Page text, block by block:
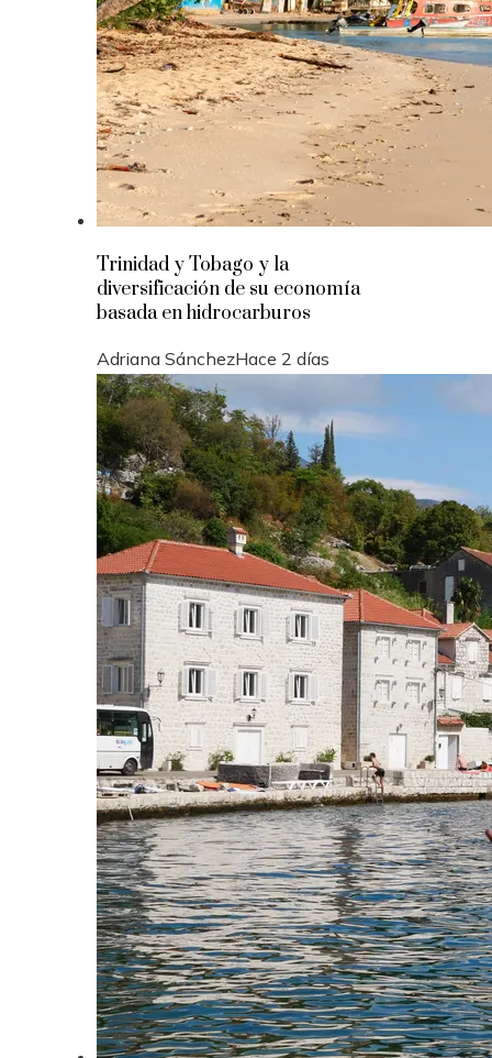
Trinidad y Tobago y la
diversificación de su economía
basada en hidrocarburos
Adriana SánchezHace 2 días